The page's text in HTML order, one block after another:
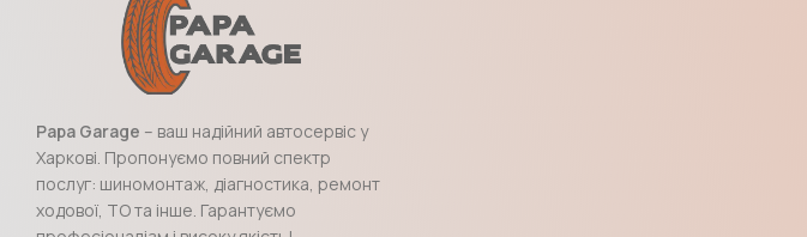
Papa Garage – ваш надійний автосервіс у
Харкові. Пропонуємо повний спектр
послуг: шиномонтаж, діагностика, ремонт
ходової, ТО та інше. Гарантуємо